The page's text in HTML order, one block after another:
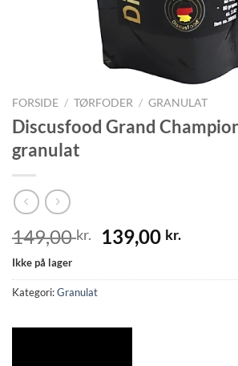
FORSIDE / TØRFODER / GRANULAT
Discusfood Grand
granulat
149,00kr.
Den
oprindelige
pris
139,00 kr.Den
pris
Ikke på lager
Kategori:Granulat